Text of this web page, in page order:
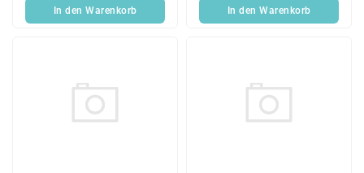
In den Warenkorb In den Warenkorb